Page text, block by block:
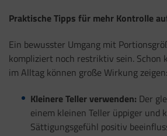
Praktische Tipps für mehr Kontrolle
Ein bewusster Umgang mit
kompliziert noch restriktiv sein. Schon
im Alltag können große Wirkung zeigen:
Kleinere Teller verwenden: Der
einem kleinen Teller üppiger und
Sättigungsgefühl positiv